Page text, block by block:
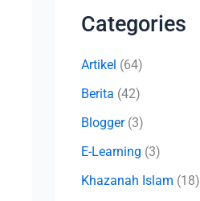
Categories
Artikel (64)
Berita (42)
Blogger(3)
E-Learning (3)
Khazanah Islam (18)